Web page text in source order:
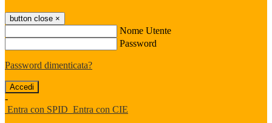
button close ×
Nome Utente
Password
Password dimenticata?
-
Entra con SPID Entra con CIE